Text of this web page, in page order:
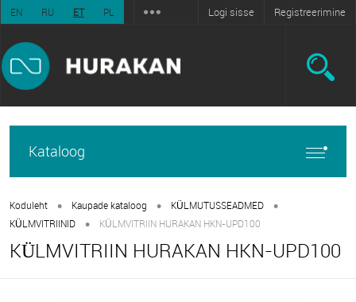
EN RU ET PL Logi sisse Registreerimine
Kataloog
Koduleht • Kaupade kataloog • KÜLMUTUSSEADMED •
KÜLMVITRIINID • KÜLMVITRIIN HURAKAN HKN-UPD100
KÜLMVITRIIN HURAKAN HKN-UPD100